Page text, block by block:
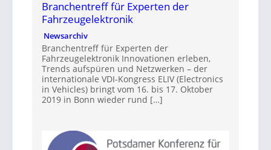
Branchentreff für Experten der
Fahrzeugelektronik
Newsarchiv
Branchentreff für Experten der
Fahrzeugelektronik Innovationen erleben,
Trends aufspüren und Netzwerken – der
internationale VDI-Kongress ELIV (Electronics
in Vehicles) bringt vom 16. bis 17. Oktober
2019 in Bonn wieder rund […]